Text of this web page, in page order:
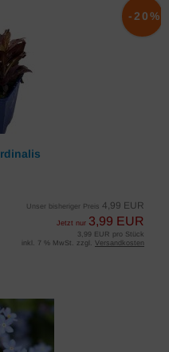
Unser bisheriger Preis 4,99 EUR
Jetzt nur 3,99 EUR
-20%
3,99 EUR pro Stück
inkl. 7 % MwSt. zzgl. Versandkosten